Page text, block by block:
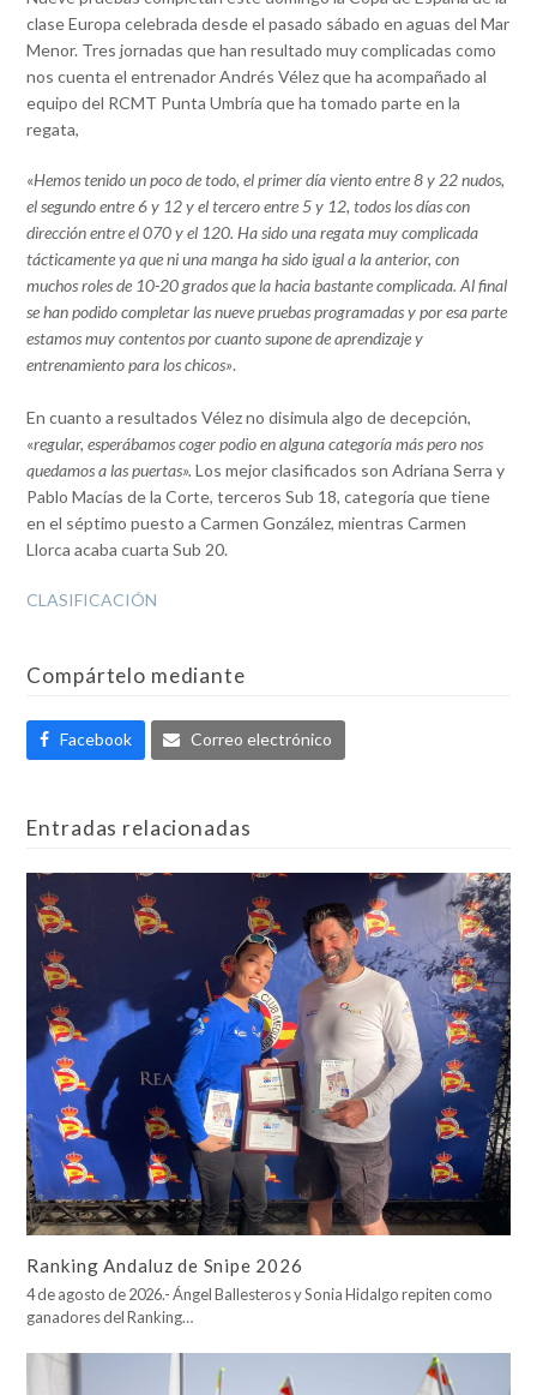
clase Europa celebrada desde el pasado sábado en aguas del Mar
Menor. Tres jornadas que han resultado muy complicadas como
nos cuenta el entrenador Andrés Vélez que ha acompañado al
equipo del RCMT Punta Umbría que ha tomado parte en la
regata,
«Hemos tenido un poco de todo, el primer día viento entre 8 y 22 nudos,
el segundo entre 6 y 12 y el tercero entre 5 y 12, todos los días con
dirección entre el 070 y el 120. Ha sido una regata muy complicada
tácticamente ya que ni una manga ha sido igual a la anterior, con
muchos roles de 10-20 grados que la hacia bastante complicada. Al final
se han podido completar las nueve pruebas programadas y por esa parte
estamos muy contentos por cuanto supone de aprendizaje y
entrenamiento para los chicos».
En cuanto a resultados Vélez no disimula algo de decepción,
«regular, esperábamos coger podio en alguna categoría más pero nos
quedamos a las puertas». Los mejor clasificados son Adriana Serra y
Pablo Macías de la Corte, terceros Sub 18, categoría que tiene
en el séptimo puesto a Carmen González, mientras Carmen
Llorca acaba cuarta Sub 20.
CLASIFICACIÓN
Compártelo mediante
Facebook Correo electrónico
Entradas relacionadas
Ranking Andaluz de Snipe 2026
4 de agosto de 2026.- Ángel Ballesteros y Sonia Hidalgo repiten como
ganadores del Ranking…